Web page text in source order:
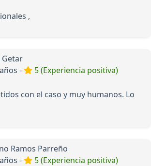
,
Getar
-
5 (Experiencia positiva)
con el caso y muy humanos. Lo
Ramos Parreño
-
5 (Experiencia positiva)